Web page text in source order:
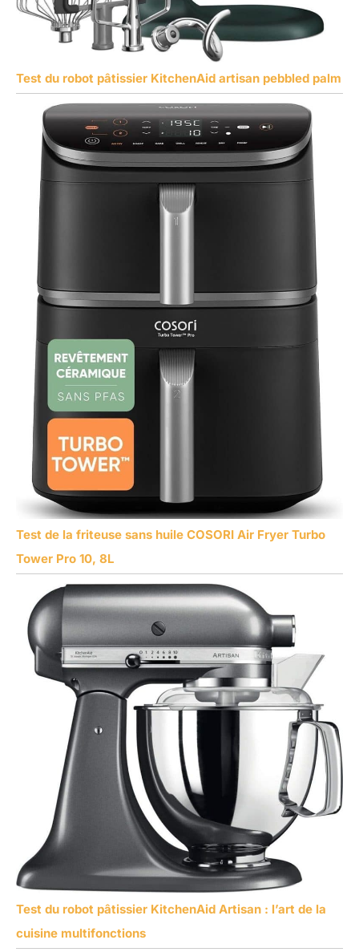
Test du robot pâtissier KitchenAid artisan pebbled palm
Test de la friteuse sans huile COSORI Air Fryer Turbo
Tower Pro 10, 8L
Test du robot pâtissier KitchenAid Artisan : l’art de la
cuisine multifonctions